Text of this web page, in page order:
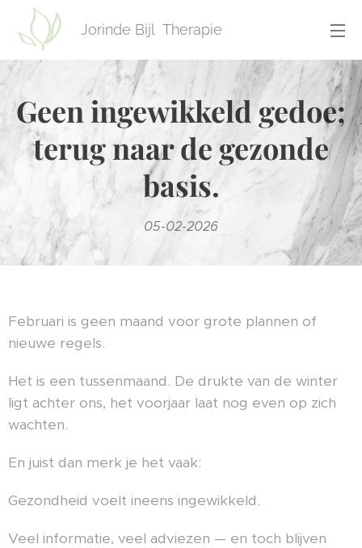
Jorinde Bijl Therapie
Geen ingewikkeld gedoe;
terug naar de gezonde
basis.
05-02-2026
Februari is geen maand voor grote plannen of
nieuwe regels.
Het is een tussenmaand. De drukte van de winter
ligt achter ons, het voorjaar laat nog even op zich
wachten.
En juist dan merk je het vaak:
Gezondheid voelt ineens ingewikkeld.
Veel informatie, veel adviezen — en toch blijven